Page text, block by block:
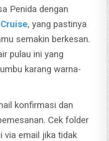
Penida dengan
, yang pastinya
semakin berkesan.
pulau ini yang
karang warna-
konfirmasi dan
Cek folder
via email jika tidak